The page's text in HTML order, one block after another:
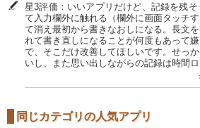
星3評価：いいアプリだけど、記録を残
て入力欄外に触れる（欄外に画面タッチ
て消え最初から書きなおしになる。長文
れて書き直しになることが何度もあって
で、そこだけ改善してほしいです。せっ
いし、また思い出しながらの記録は時間
同じカテゴリの人気アプリ